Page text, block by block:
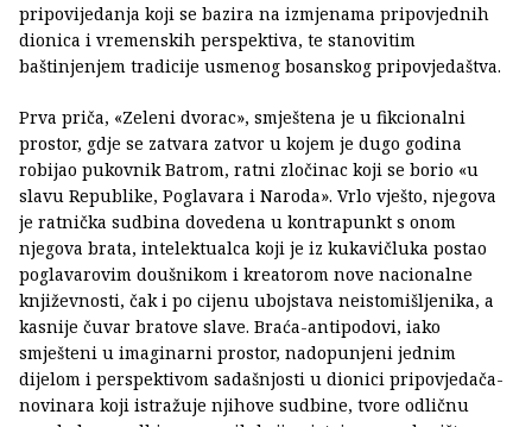
pripovijedanja koji se bazira na izmjenama pripovjednih
dionica i vremenskih perspektiva, te stanovitim
baštinjenjem tradicije usmenog bosanskog pripovjedaštva.
Prva priča, «Zeleni dvorac», smještena je u fikcionalni
prostor, gdje se zatvara zatvor u kojem je dugo godina
robijao pukovnik Batrom, ratni zločinac koji se borio «u
slavu Republike, Poglavara i Naroda». Vrlo vješto, njegova
je ratnička sudbina dovedena u kontrapunkt s onom
njegova brata, intelektualca koji je iz kukavičluka postao
poglavarovim doušnikom i kreatorom nove nacionalne
književnosti, čak i po cijenu ubojstava neistomišljenika, a
kasnije čuvar bratove slave. Braća-antipodovi, iako
smješteni u imaginarni prostor, nadopunjeni jednim
dijelom i perspektivom sadašnjosti u dionici pripovjedača-
novinara koji istražuje njihove sudbine, tvore odličnu